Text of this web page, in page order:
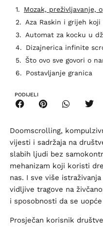
Mozak, preživljavanje,
Aza Raskin i grijeh
Automat za kocku u
Što ovo sve govori o
Postavljanje granica
PODIJELI
Doomscrolling,
vijesti i sadržaja na
slabih ljudi bez
mehanizam koji koristi
nas. I sve više
vidljive tragove na
i sposobnosti da se
Prosječan korisnik